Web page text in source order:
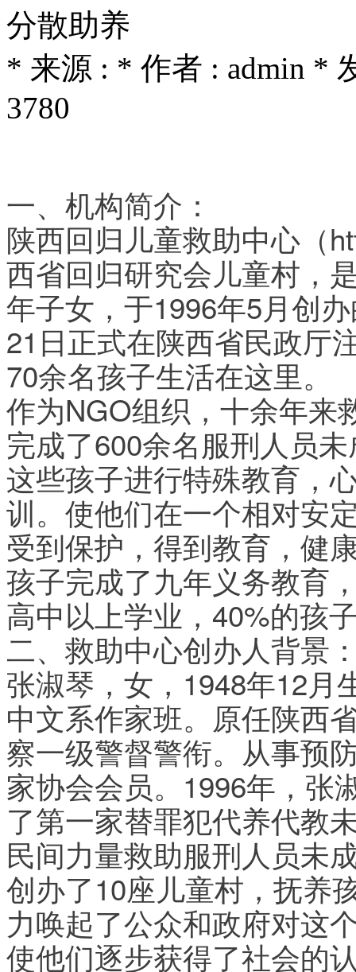
分散助养
* 来源 : * 作者 : admin *
3780
一、机构简介：
陕西回归儿童救助中心（
西省回归研究会儿童村，
年子女，于1996年5月创
21日正式在陕西省民政厅
70余名孩子生活在这里。
作为NGO组织，十余年来
完成了600余名服刑人员
这些孩子进行特殊教育，
训。使他们在一个相对安
受到保护，得到教育，健
孩子完成了九年义务教育
高中以上学业，40%的孩
二、救助中心创办人背景
张淑琴，女，1948年12月
中文系作家班。原任陕西
察一级警督警衔。从事预
家协会会员。1996年，张
了第一家替罪犯代养代教
民间力量救助服刑人员未
创办了10座儿童村，抚养
力唤起了公众和政府对这
使他们逐步获得了社会的